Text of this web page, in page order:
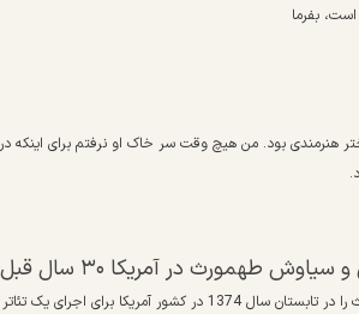
بفرما
هنرمندی بود. من هیچ وقت سر خاک او نرفتم برای اینکه در
طهمورث در آمریکا ۳۰ سال قبل
تصویری از حضور رویا تیموریان، ماهایا پطروسیان، سیروس گرجستانی و سیاوش طهمورث را در تابستان سال 1374 در کشور آمریکا برای اجرای یک تئاتر